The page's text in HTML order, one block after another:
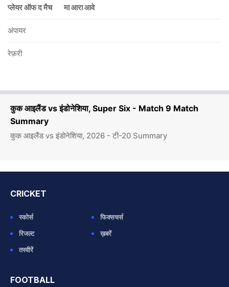
कुक आइलैंड vs इंडोनेशिया, Super Six - Match 9 Match
Summary
कुक आइलैंड vs इंडोनेशिया, 2026 - टी-20 Summary
प्लेयर ऑफ द मैच मा आरा आवे
अंपायर
रेफ़री
CRICKET
स्कोर्स
फिक्सचर्स
रिजल्ट
ख़बरें
तस्वीरें
FOOTBALL